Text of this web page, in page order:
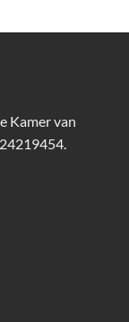
Kamer van